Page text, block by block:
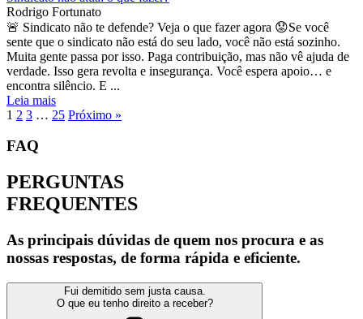
Rodrigo Fortunato
🚨 Sindicato não te defende? Veja o que fazer agora 😟Se você
sente que o sindicato não está do seu lado, você não está sozinho.
Muita gente passa por isso. Paga contribuição, mas não vê ajuda de
verdade. Isso gera revolta e insegurança. Você espera apoio… e
encontra silêncio. E ...
Leia mais
1 2 3 … 25 Próximo »
FAQ
PERGUNTAS
FREQUENTES
As principais dúvidas de quem nos procura e as
nossas respostas, de forma rápida e eficiente.
Fui demitido sem justa causa.
O que eu tenho direito a receber?